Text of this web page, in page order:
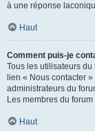
à une réponse
Haut
Comment puis-je
Tous les utilisateurs
lien « Nous contacter
administrateurs du
Les membres du
Haut